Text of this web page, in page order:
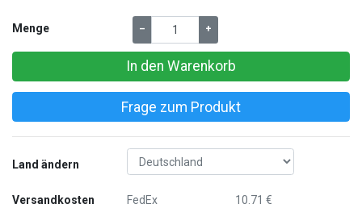
Menge – +
In den Warenkorb
Frage zum Produkt
Land ändern
Versandkosten
FedEx
10.71 €